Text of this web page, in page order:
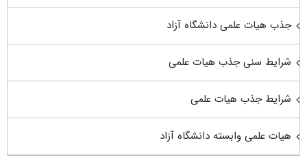
جذب هیات علمی دانشگاه آزاد
شرایط سنی جذب هیات علمی
شرایط جذب هیات علمی
هیات علمی وابسته دانشگاه آزاد